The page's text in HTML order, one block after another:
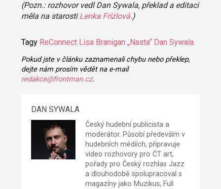
(Pozn.: rozhovor vedl Dan Sywala, překlad a editaci
měla na starostiLenka Frízlová. )
Tagy ReConnect Lisa Branigan „Nasta“ Dan Sywala
Pokud jste v článku zaznamenali chybu nebo překlep,
dejte nám prosím vědět na e-mail
redakce@frontman.cz.
DAN SYWALA
Český hudební publicista a
moderátor. Působí především v
hudebních médiích, připravuje
video rozhovory pro ČT art,
pořady pro Český rozhlas Jazz
a dlouhodobě spolupracoval s
magazíny jako Muzikus, Full